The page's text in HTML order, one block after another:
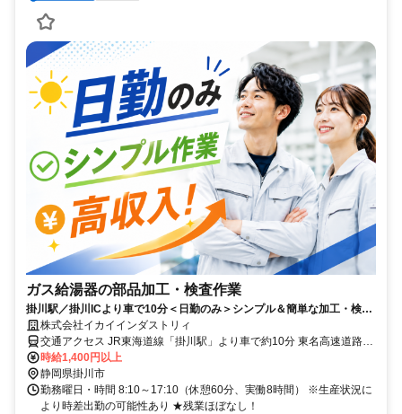
ガス給湯器の部品加工・検査作業
掛川駅／掛川ICより車で10分＜日勤のみ＞シンプル＆簡単な加工・検査
／男女活躍中／土日休／未経験OK
株式会社イカイインダストリィ
交通アクセス JR東海道線「掛川駅」より車で約10分 東名高速道路
「掛川IC」より車で約10分
時給1,400円以上
静岡県掛川市
勤務曜日・時間 8:10～17:10（休憩60分、実働8時間） ※生産状況に
より時差出勤の可能性あり ★残業ほぼなし！